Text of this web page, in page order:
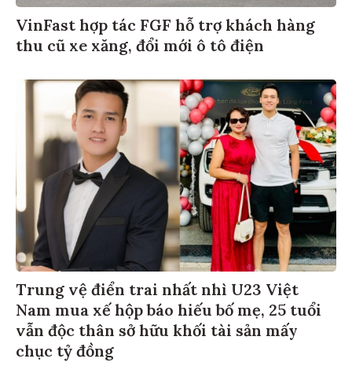
VinFast hợp tác FGF hỗ trợ khách hàng
thu cũ xe xăng, đổi mới ô tô điện
Trung vệ điển trai nhất nhì U23 Việt
Nam mua xế hộp báo hiếu bố mẹ, 25 tuổi
vẫn độc thân sở hữu khối tài sản mấy
chục tỷ đồng